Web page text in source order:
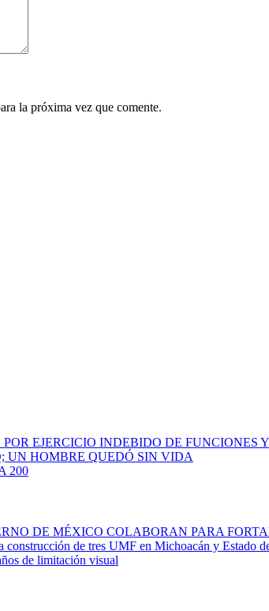
la próxima vez que comente.
EJERCICIO INDEBIDO DE FUNCIONES
UN HOMBRE QUEDÓ SIN VIDA
200
DE MÉXICO COLABORAN PARA
construcción de tres UMF en Michoacán y Estado
de limitación visual